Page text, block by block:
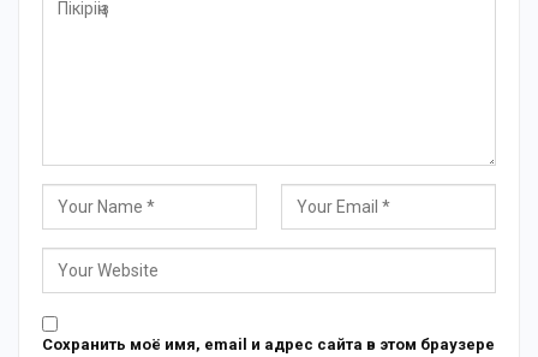
Сохранить моё имя, email и адрес сайта в этом браузере